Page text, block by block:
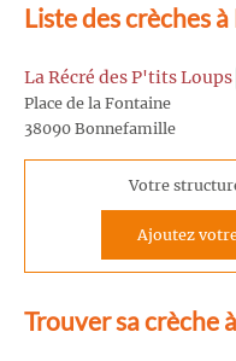
Liste des crèches
La Récré des P'tits Loups
Place de la Fontaine
38090 Bonnefamille
Votre
Ajoutez
Trouver sa crèche